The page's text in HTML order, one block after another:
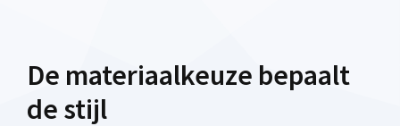
De materiaalkeuze bepaalt
de stijl